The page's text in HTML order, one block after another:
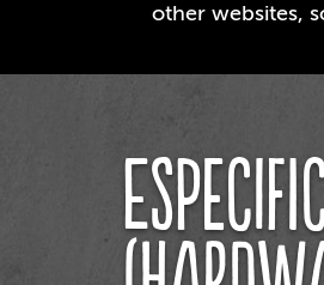
other websites,